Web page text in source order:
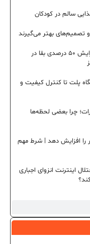
و تصمیم‌های بهتر می‌گیرند
درمان نوین با نانوذرات پوشیده از قند؛ افزایش ۵۰ درصدی بقا در
پلت تا کنترل کیفیت و
چرا بعضی لحظه‌ها
را افزایش دهد | شرط مهم
اینترنت انزوای اجباری